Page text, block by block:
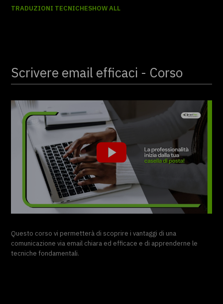
TRADUZIONI TECNICHESHOW ALL
Scrivere email efficaci - Corso
Questo corso vi permetterà di scoprire i vantaggi di una
comunicazione via email chiara ed efficace e di apprenderne le
tecniche fondamentali.